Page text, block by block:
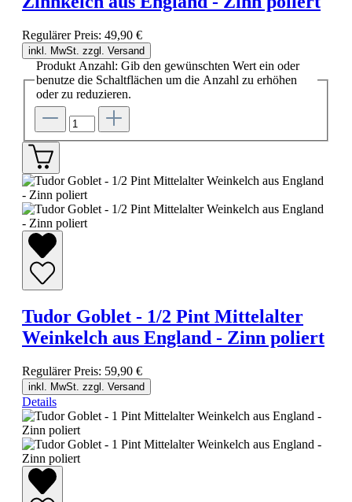
Regulärer Preis: 49,90 €
inkl. MwSt. zzgl. Versand
Produkt Anzahl: Gib den gewünschten Wert ein oder
benutze die Schaltflächen um die Anzahl zu erhöhen
oder zu reduzieren.
Tudor Goblet - 1/2 Pint Mittelalter
Weinkelch aus England - Zinn poliert
Regulärer Preis: 59,90 €
inkl. MwSt. zzgl. Versand
Details